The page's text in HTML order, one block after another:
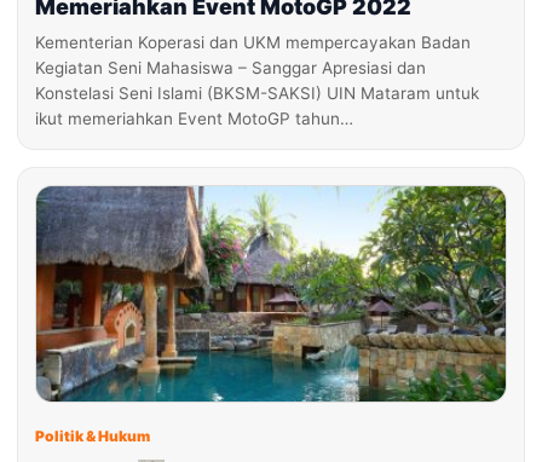
Memeriahkan Event MotoGP 2022
Kementerian Koperasi dan UKM mempercayakan Badan
Kegiatan Seni Mahasiswa – Sanggar Apresiasi dan
Konstelasi Seni Islami (BKSM-SAKSI) UIN Mataram untuk
ikut memeriahkan Event MotoGP tahun…
Politik & Hukum